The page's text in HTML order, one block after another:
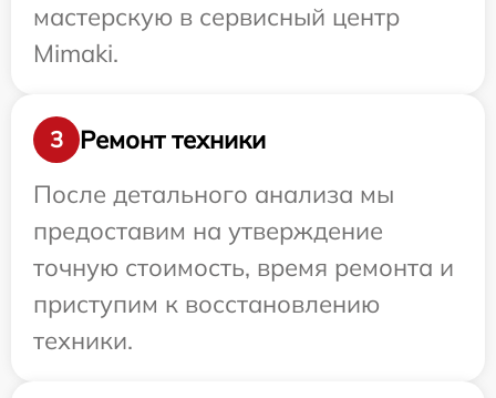
мастерскую в сервисный центр
Mimaki.
3
Ремонт техники
После детального анализа мы
предоставим на утверждение
точную стоимость, время ремонта и
приступим к восстановлению
техники.